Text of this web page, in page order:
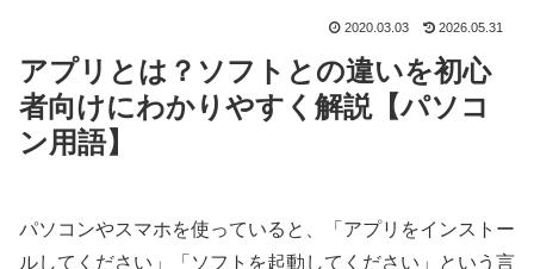
2020.03.03 2026.05.31
アプリとは？ソフトとの違いを初心
者向けにわかりやすく解説【パソコ
ン用語】
パソコンやスマホを使っていると、「アプリをインストー
ルしてください」「ソフトを起動してください」という言